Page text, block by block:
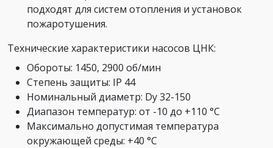
подходят для систем отопления и установок
пожаротушения.
Технические характеристики насосов ЦНК:
Обороты: 1450, 2900 об/мин
Степень защиты: IP 44
Номинальный диаметр: Dy 32-150
Диапазон температур: от -10 до +110 °C
Максимально допустимая температура
окружающей среды: +40 °C